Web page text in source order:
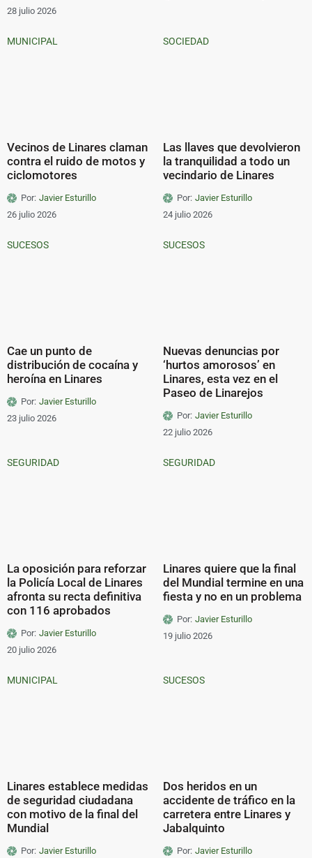
28 julio 2026
MUNICIPAL
Vecinos de Linares claman
contra el ruido de motos y
ciclomotores
Por: Javier Esturillo
26 julio 2026
SOCIEDAD
Las llaves que devolvieron
la tranquilidad a todo un
vecindario de Linares
Por: Javier Esturillo
24 julio 2026
SUCESOS
Cae un punto de
distribución de cocaína y
heroína en Linares
Por: Javier Esturillo
23 julio 2026
SUCESOS
Nuevas denuncias por
‘hurtos amorosos’ en
Linares, esta vez en el
Paseo de Linarejos
Por: Javier Esturillo
22 julio 2026
SEGURIDAD
La oposición para reforzar
la Policía Local de Linares
afronta su recta definitiva
con 116 aprobados
Por: Javier Esturillo
20 julio 2026
SEGURIDAD
Linares quiere que la final
del Mundial termine en una
fiesta y no en un problema
Por: Javier Esturillo
19 julio 2026
MUNICIPAL
Linares establece medidas
de seguridad ciudadana
con motivo de la final del
Mundial
Por: Javier Esturillo
SUCESOS
Dos heridos en un
accidente de tráfico en la
carretera entre Linares y
Jabalquinto
Por: Javier Esturillo